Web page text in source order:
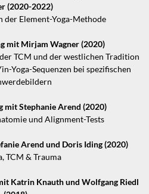
(2020-2022)
der Element-Yoga-Methode
mit Mirjam Wagner (2020)
TCM und der westlichen Tradition
Yoga-Sequenzen bei spezifischen
mit Stephanie Arend (2020)
und Alignment-Tests
Arend und Doris Iding (2020)
TCM & Trauma
Katrin Knauth und Wolfgang Riedl